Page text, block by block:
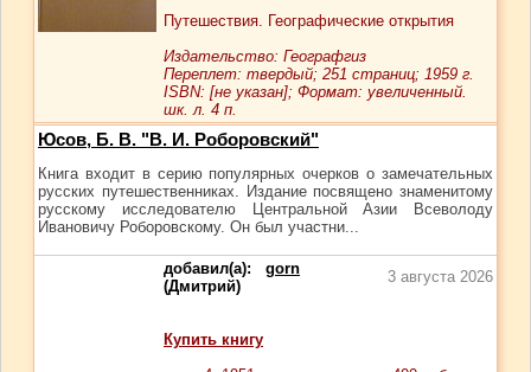
Путешествия. Географические открытия
Издательство: Географгиз
Переплет: твердый; 251 страниц; 1959 г.
ISBN: [не указан]; Формат: увеличенный.
шк. л. 4 п.
Юсов, Б. В. "В. И. Роборовский"
Книга входит в серию популярных очерков о замечательных
русских путешественниках. Издание посвящено знаменитому
русскому исследователю Центральной Азии Всеволоду
Ивановичу Роборовскому. Он был участни...
добавил(а): gorn
(Дмитрий)
3 августа 2026
Купить книгу